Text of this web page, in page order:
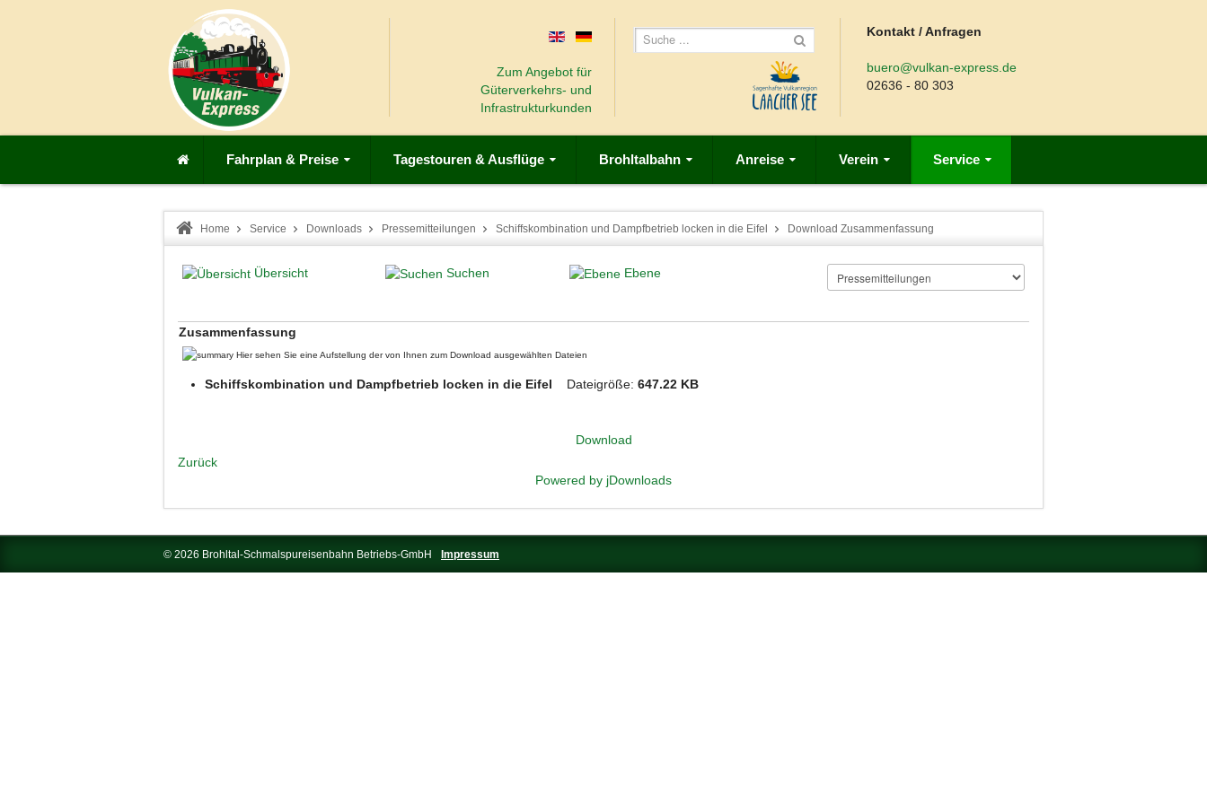
Zum Angebot für
Güterverkehrs- und
Infrastrukturkunden
Kontakt / Anfragen
buero@vulkan-express.de
02636 - 80 303
Fahrplan & Preise Tagestouren & Ausflüge Brohltalbahn Anreise Verein Service
Home Service Downloads Pressemitteilungen Schiffskombination und Dampfbetrieb locken in die Eifel Download Zusammenfassung
Übersicht Suchen Ebene
Zusammenfassung
Hier sehen Sie eine Aufstellung der von Ihnen zum Download ausgewählten Dateien
Schiffskombination und Dampfbetrieb locken in die Eifel Dateigröße: 647.22 KB
Download
Zurück
Powered by jDownloads
© 2026 Brohltal-Schmalspureisenbahn Betriebs-GmbH Impressum